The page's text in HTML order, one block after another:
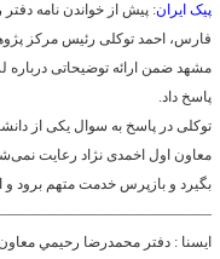
پیک ایران: پیش از خواندن نامه
فارس، احمد توکلی رئیس مرکز
مشهد ضمن ارائه توضیحاتی
پاسخ داد.
توکلی در پاسخ به سوال یکی از
معاون اول اخمدی نژاد رعایت
بگیرد و بازپرس خدمت متهم برود و
ایسنا : دفتر محمدرضا رحيمي